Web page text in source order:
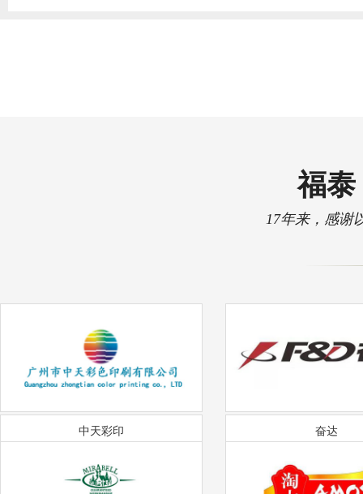
福泰
17年来，感谢
中天彩印 奋达